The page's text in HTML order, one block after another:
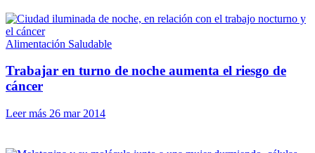
Alimentación Saludable
Trabajar en turno de noche aumenta el riesgo de
cáncer
Leer más 26 mar 2014